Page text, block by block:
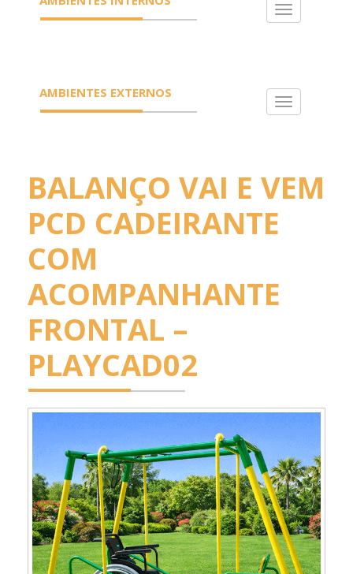
Toggle
AMBIENTES EXTERNOS
Toggle
BALANÇO VAI E VEM
PCD CADEIRANTE
COM
ACOMPANHANTE
FRONTAL –
PLAYCAD02